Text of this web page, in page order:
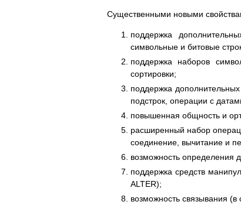
Существенными новыми
поддержка
символьные и битовые
поддержка наборов
сортировки;
поддержка
подстрок, операции с
повышенная общность и
расширенный набор
соединение, вычитание и
возможность определения
поддержка средств
ALTER);
возможность связывания